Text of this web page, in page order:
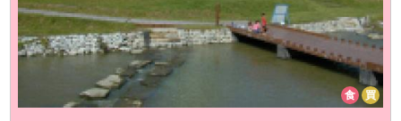
食 買